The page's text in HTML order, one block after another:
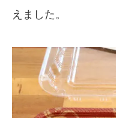
えました。